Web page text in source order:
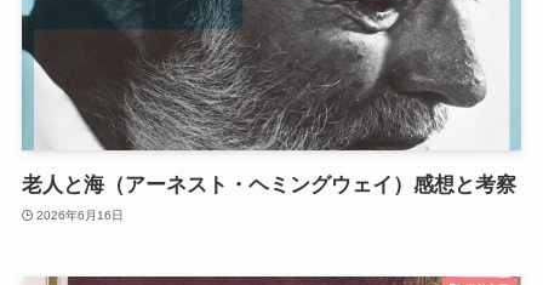
老人と海（アーネスト・ヘミングウェイ）感想と考察
2026年6月16日